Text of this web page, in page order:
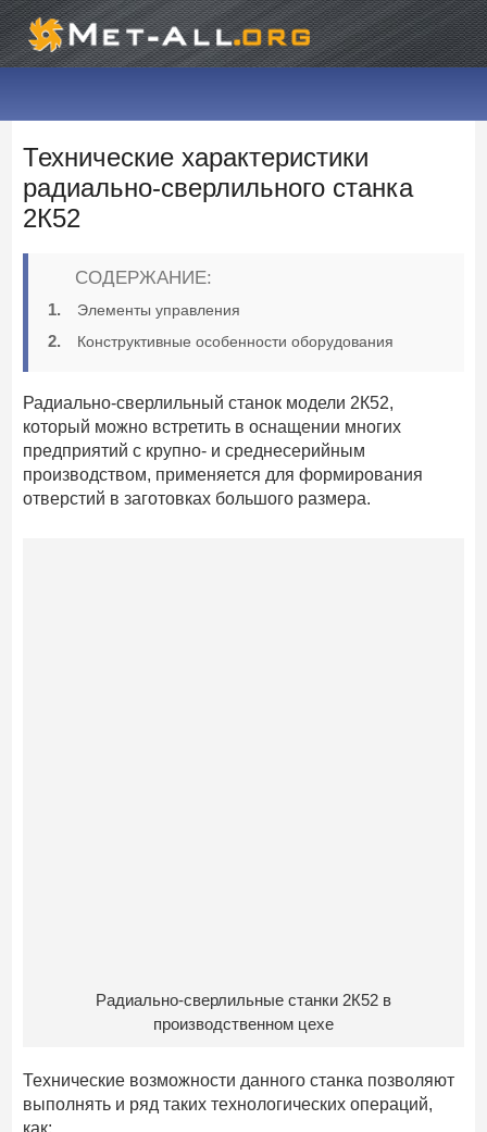
Технические характеристики
радиально-сверлильного станка
2К52
СОДЕРЖАНИЕ:
Элементы управления
Конструктивные особенности оборудования
Радиально-сверлильный станок модели 2К52,
который можно встретить в оснащении многих
предприятий с крупно- и среднесерийным
производством, применяется для формирования
отверстий в заготовках большого размера.
Радиально-сверлильные станки 2К52 в
производственном цехе
Технические возможности данного станка позволяют
выполнять и ряд таких технологических операций,
как: